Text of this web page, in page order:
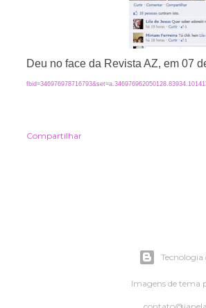
Deu no face da Revista AZ, em 07
Compartilhar
Imagens de tema